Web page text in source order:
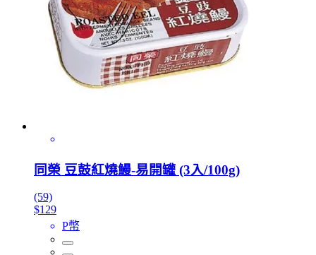
同榮 豆鼓紅燒鰻-易開罐 (3入/100g)
(59)
$129
P幣